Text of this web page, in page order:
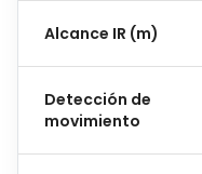
Alcance IR (m)
Detección de
movimiento